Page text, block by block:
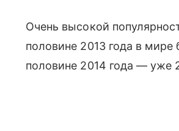
Очень высокой
половине 2013 года в мире
половине 2014 года — уже